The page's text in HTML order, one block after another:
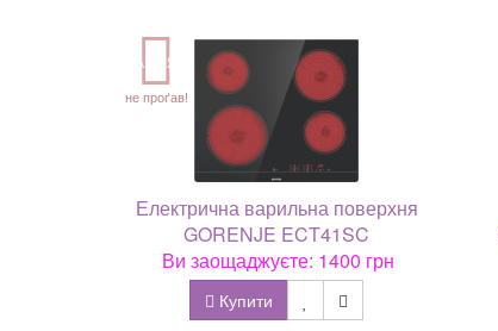
АКЦІЯ
не проґав!
Електрична варильна поверхня
GORENJE ECT41SC
Ви заощаджуєте: 1400 грн
Купити